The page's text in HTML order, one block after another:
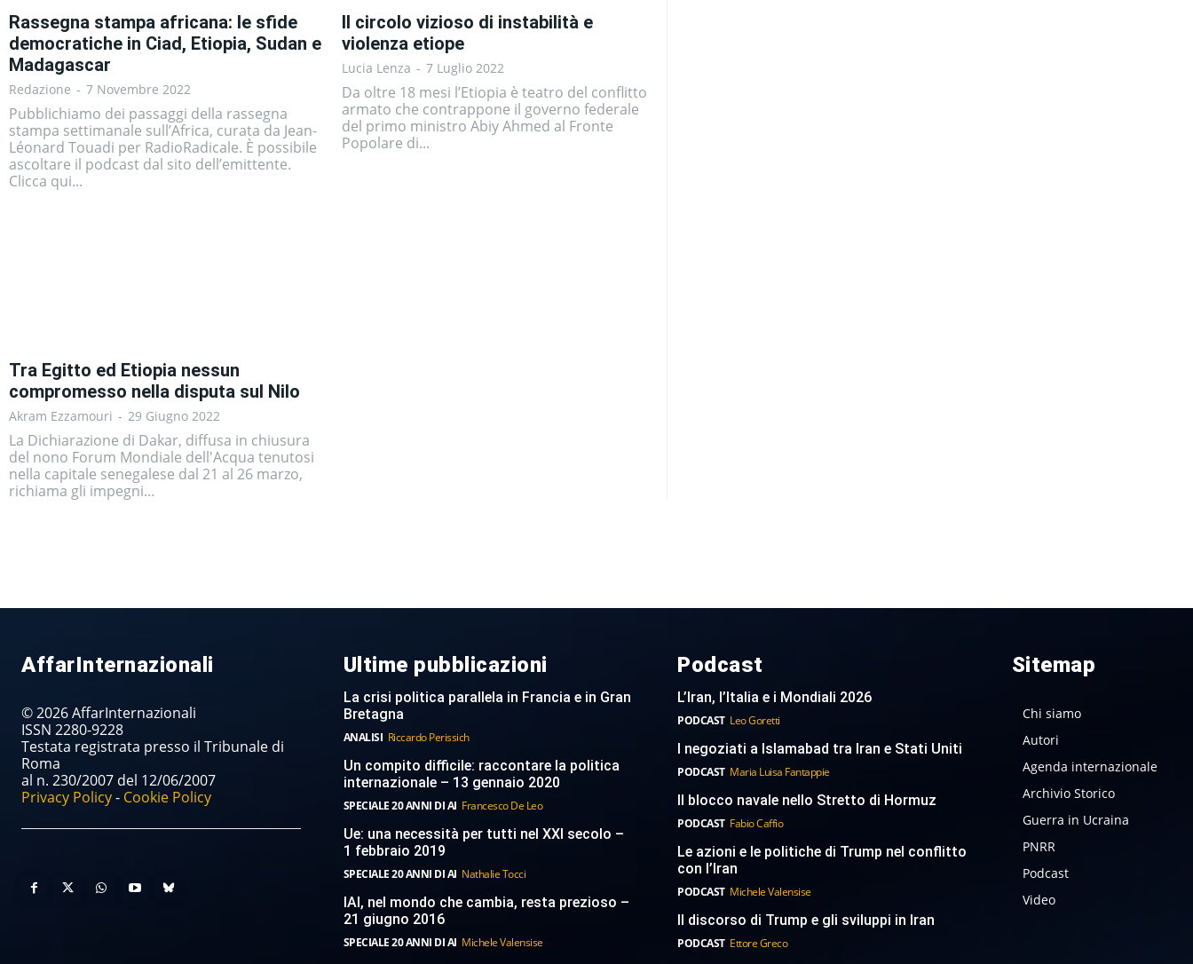
Rassegna stampa africana: le sfide
democratiche in Ciad, Etiopia, Sudan e
Madagascar
Redazione - 7 Novembre 2022
Pubblichiamo dei passaggi della rassegna
stampa settimanale sull’Africa, curata da Jean-
Léonard Touadi per RadioRadicale. È possibile
ascoltare il podcast dal sito dell’emittente.
Clicca qui...
Il circolo vizioso di instabilità e
violenza etiope
Lucia Lenza - 7 Luglio 2022
Da oltre 18 mesi l’Etiopia è teatro del conflitto
armato che contrappone il governo federale
del primo ministro Abiy Ahmed al Fronte
Popolare di...
Tra Egitto ed Etiopia nessun
compromesso nella disputa sul Nilo
Akram Ezzamouri - 29 Giugno 2022
La Dichiarazione di Dakar, diffusa in chiusura
del nono Forum Mondiale dell'Acqua tenutosi
nella capitale senegalese dal 21 al 26 marzo,
richiama gli impegni...
AffarInternazionali
© 2026 AffarInternazionali
ISSN 2280-9228
Testata registrata presso il Tribunale di
Roma
al n. 230/2007 del 12/06/2007
Privacy Policy- Cookie Policy
Ultime pubblicazioni
La crisi politica parallela in Francia e in Gran
Bretagna
ANALISI Riccardo Perissich
Un compito difficile: raccontare la politica
internazionale – 13 gennaio 2020
SPECIALE 20 ANNI DI AI Francesco De Leo
Ue: una necessità per tutti nel XXI secolo –
1 febbraio 2019
SPECIALE 20 ANNI DI AI Nathalie Tocci
IAI, nel mondo che cambia, resta prezioso –
21 giugno 2016
SPECIALE 20 ANNI DI AI Michele Valensise
Podcast
L’Iran, l’Italia e i Mondiali 2026
PODCAST Leo Goretti
I negoziati a Islamabad tra Iran e Stati Uniti
PODCAST Maria Luisa Fantappie
Il blocco navale nello Stretto di Hormuz
PODCAST Fabio Caffio
Le azioni e le politiche di Trump nel conflitto
con l’Iran
PODCAST Michele Valensise
Il discorso di Trump e gli sviluppi in Iran
PODCAST Ettore Greco
Sitemap
Chi siamo
Autori
Agenda internazionale
Archivio Storico
Guerra in Ucraina
PNRR
Podcast
Video